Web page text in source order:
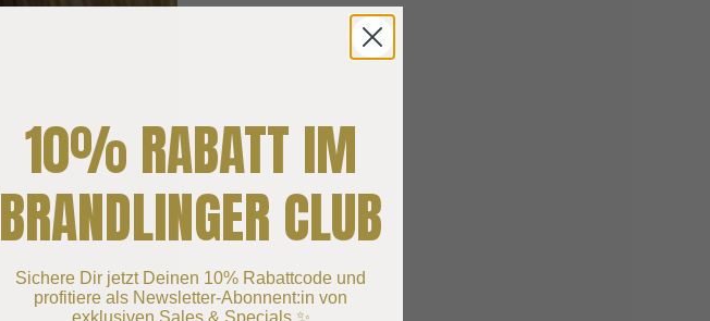
10% RABATT IM
BRANDLINGER CLUB
Sichere Dir jetzt Deinen 10% Rabattcode und
profitiere als Newsletter-Abonnent:in von